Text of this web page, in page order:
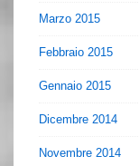
Marzo 2015
Febbraio 2015
Gennaio 2015
Dicembre 2014
Novembre 2014